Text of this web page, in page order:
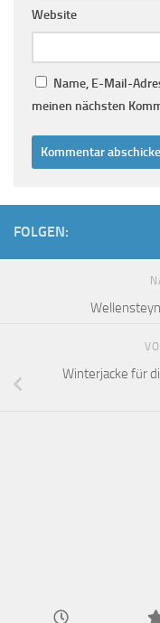
Website
Name, E-Mail-
meinen nächsten
FOLGEN:
Winterjacke für